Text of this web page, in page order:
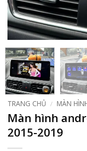
TRANG CHỦ / MÀN
Màn hình
2015-2019